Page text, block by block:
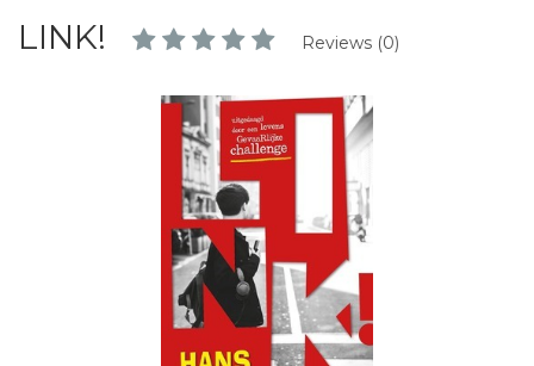
LINK! Reviews (0)
Schrijf hieronder je review!